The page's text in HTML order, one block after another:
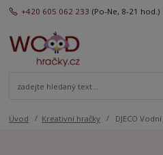
+420 605 062 233 (Po-Ne, 8-21 hod.)
Úvod Kreativní hračky DJECO